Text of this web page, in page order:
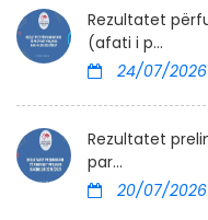
Rezultatet
(afati i p...
24/07/2026
Rezultatet
par...
20/07/2026